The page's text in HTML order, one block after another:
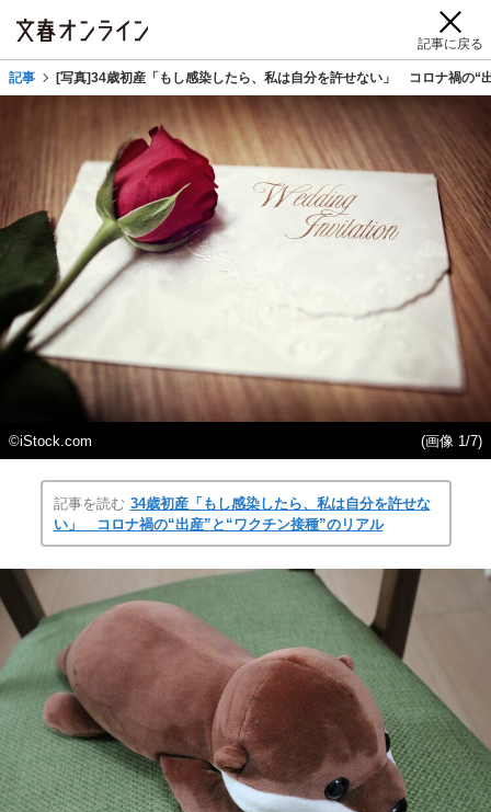
記事に戻る
記事 [写真]34歳初産「もし感染したら、私は自分を許せない」 コロナ禍の“
©️iStock.com (画像 1/7)
記事を読む 34歳初産「もし感染したら、私は自分を許せな
い」 コロナ禍の“出産”と“ワクチン接種”のリアル